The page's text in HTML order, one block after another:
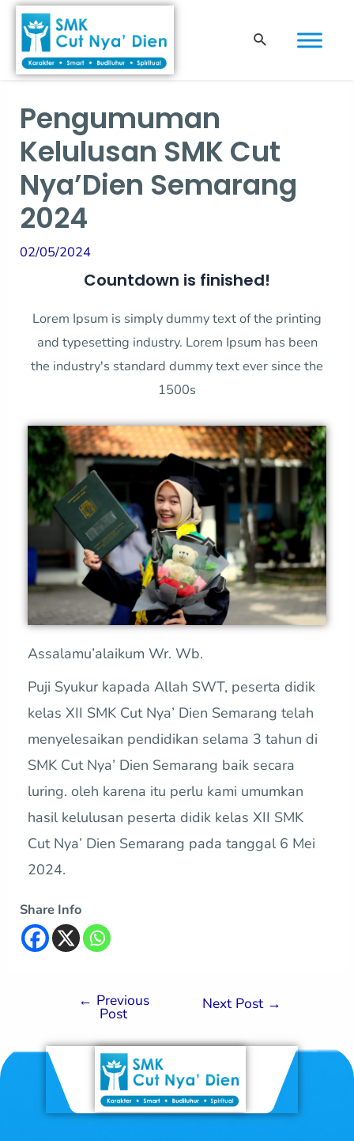
Skip
content
Search
Pengumuman
Kelulusan SMK Cut
Nya’Dien Semarang
2024
02/05/2024
Countdown is finished!
Lorem Ipsum is simply dummy text of the printing
and typesetting industry. Lorem Ipsum has been
the industry's standard dummy text ever since the
1500s
Assalamu’alaikum Wr. Wb.
Puji Syukur kapada Allah SWT, peserta didik
kelas XII SMK Cut Nya’ Dien Semarang telah
menyelesaikan pendidikan selama 3 tahun di
SMK Cut Nya’ Dien Semarang baik secara
luring. oleh karena itu perlu kami umumkan
hasil kelulusan peserta didik kelas XII SMK
Cut Nya’ Dien Semarang pada tanggal 6 Mei
2024.
Share Info
Post
navigation
← Previous
Post
Next Post →